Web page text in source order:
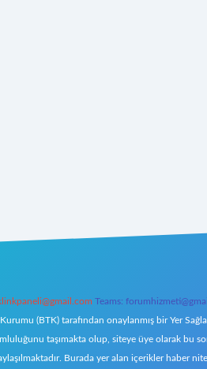
Teams:
(BTK) tarafından onaylanmış bir Yer
taşımakta olup, siteye üye olarak bu
Burada yer alan içerikler